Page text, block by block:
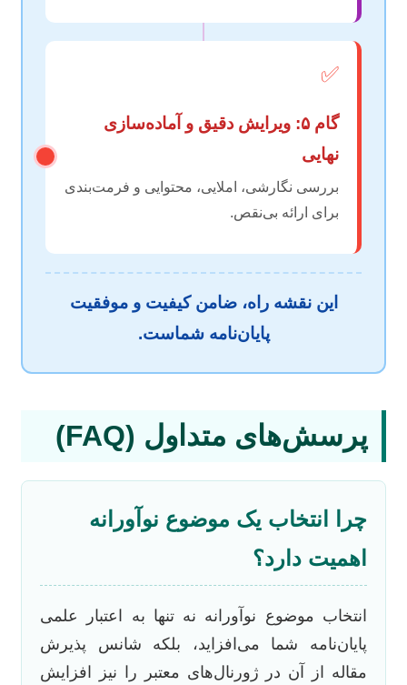
✅
گام ۵: ویرایش دقیق و آماده‌سازی
نهایی
بررسی نگارشی، املایی، محتوایی و فرمت‌بندی
برای ارائه بی‌نقص.
این نقشه راه، ضامن کیفیت و موفقیت
پایان‌نامه شماست.
پرسش‌های متداول (FAQ)
چرا انتخاب یک موضوع نوآورانه
اهمیت دارد؟
انتخاب موضوع نوآورانه نه تنها به اعتبار علمی
پایان‌نامه شما می‌افزاید، بلکه شانس پذیرش
مقاله از آن در ژورنال‌های معتبر را نیز افزایش